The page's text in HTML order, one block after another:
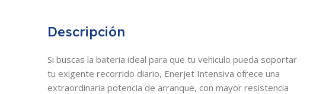
Descripción
Si buscas la bateria ideal para que tu vehiculo pueda soportar
tu exigente recorrido diario, Enerjet Intensiva ofrece una
extraordinaria potencia de arranque, con mayor resistencia